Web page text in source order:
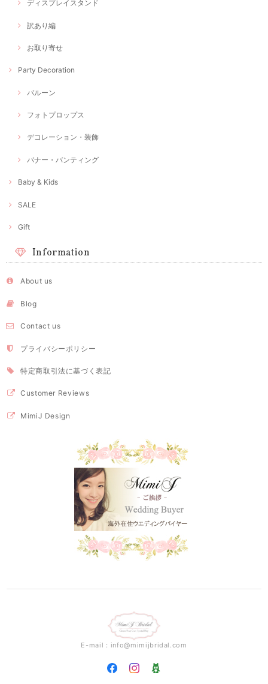
ディスプレイスタンド
訳あり編
お取り寄せ
Party Decoration
バルーン
フォトプロップス
デコレーション・装飾
バナー・バンティング
Baby & Kids
SALE
Gift
Information
About us
Blog
Contact us
プライバシーポリシー
特定商取引法に基づく表記
Customer Reviews
MimiJ Design
E-mail： info@mimijbridal.com